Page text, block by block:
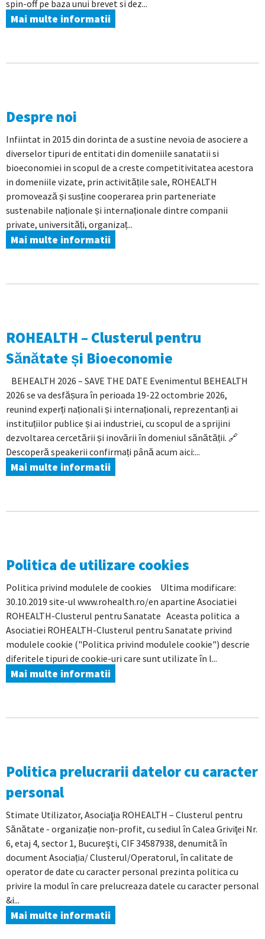
spin-off pe baza unui brevet si dez...
Mai multe informatii
Despre noi
Infiintat in 2015 din dorinta de a sustine nevoia de asociere a
diverselor tipuri de entitati din domeniile sanatatii si
bioeconomiei in scopul de a creste competitivitatea acestora
in domeniile vizate, prin activitățile sale, ROHEALTH
promovează și susține cooperarea prin parteneriate
sustenabile naționale și internaționale dintre companii
private, universități, organizaț...
Mai multe informatii
ROHEALTH – Clusterul pentru
Sănătate și Bioeconomie
BEHEALTH 2026 – SAVE THE DATE Evenimentul BEHEALTH
2026 se va desfășura în perioada 19-22 octombrie 2026,
reunind experți naționali și internaționali, reprezentanți ai
instituțiilor publice și ai industriei, cu scopul de a sprijini
dezvoltarea cercetării și inovării în domeniul sănătății. 🔗
Descoperă speakerii confirmați până acum aici:...
Mai multe informatii
Politica de utilizare cookies
Politica privind modulele de cookies Ultima modificare:
30.10.2019 site-ul www.rohealth.ro/en apartine Asociatiei
ROHEALTH-Clusterul pentru Sanatate Aceasta politica a
Asociatiei ROHEALTH-Clusterul pentru Sanatate privind
modulele cookie ("Politica privind modulele cookie") descrie
diferitele tipuri de cookie-uri care sunt utilizate în l...
Mai multe informatii
Politica prelucrarii datelor cu caracter
personal
Stimate Utilizator, Asociaţia ROHEALTH – Clusterul pentru
Sănătate - organizație non-profit, cu sediul în Calea Griviţei Nr.
6, etaj 4, sector 1, Bucureşti, CIF 34587938, denumită în
document Asociația/ Clusterul/Operatorul, în calitate de
operator de date cu caracter personal prezinta politica cu
privire la modul în care prelucreaza datele cu caracter personal
&i...
Mai multe informatii